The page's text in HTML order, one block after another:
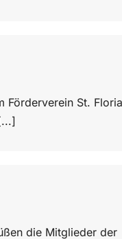
Förderverein St.
die Mitglieder der